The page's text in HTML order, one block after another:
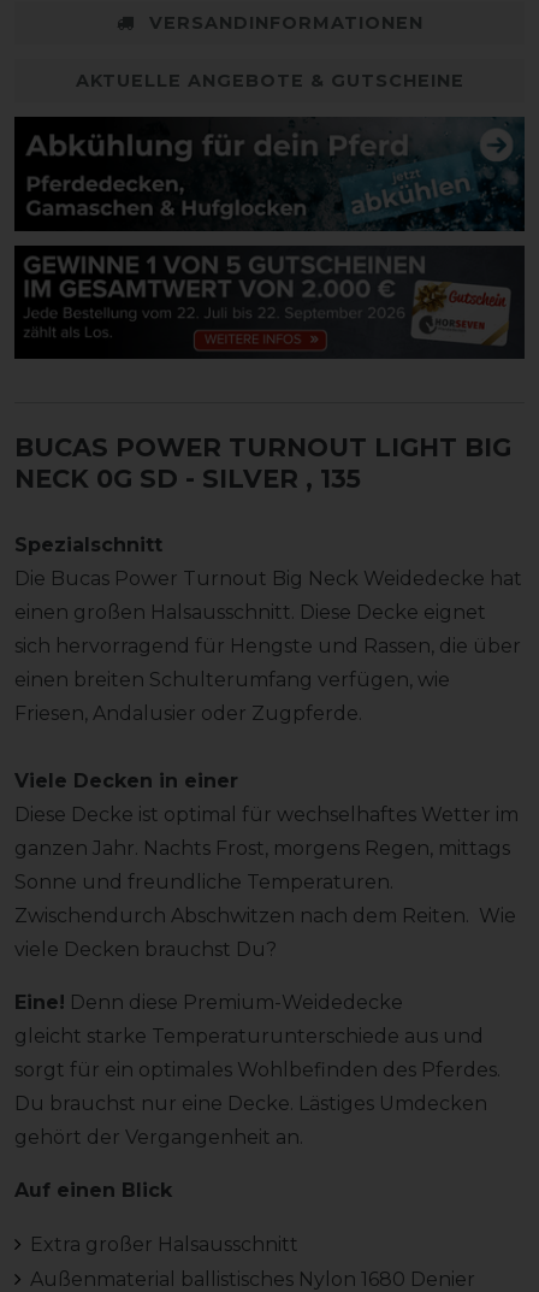
VERSANDINFORMATIONEN
AKTUELLE ANGEBOTE & GUTSCHEINE
BUCAS POWER TURNOUT LIGHT BIG
NECK 0G SD - SILVER , 135
Spezialschnitt
Die Bucas Power Turnout Big Neck Weidedecke hat
einen großen Halsausschnitt. Diese Decke eignet
sich hervorragend für Hengste und Rassen, die über
einen breiten Schulterumfang verfügen, wie
Friesen, Andalusier oder Zugpferde.
Viele Decken in einer
Diese Decke ist optimal für wechselhaftes Wetter im
ganzen Jahr. Nachts Frost, morgens Regen, mittags
Sonne und freundliche Temperaturen.
Zwischendurch Abschwitzen nach dem Reiten. Wie
viele Decken brauchst Du?
Eine! Denn diese Premium-Weidedecke
gleicht starke Temperaturunterschiede aus und
sorgt für ein optimales Wohlbefinden des Pferdes.
Du brauchst nur eine Decke. Lästiges Umdecken
gehört der Vergangenheit an.
Auf einen Blick
Extra großer Halsausschnitt
Außenmaterial ballistisches Nylon 1680 Denier